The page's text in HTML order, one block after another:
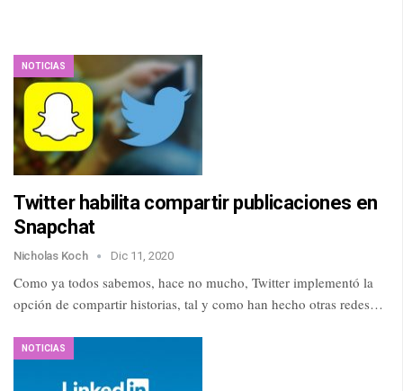
NOTICIAS
Twitter habilita compartir publicaciones en
Snapchat
Nicholas Koch Dic 11, 2020
Como ya todos sabemos, hace no mucho, Twitter implementó la
opción de compartir historias, tal y como han hecho otras redes…
NOTICIAS